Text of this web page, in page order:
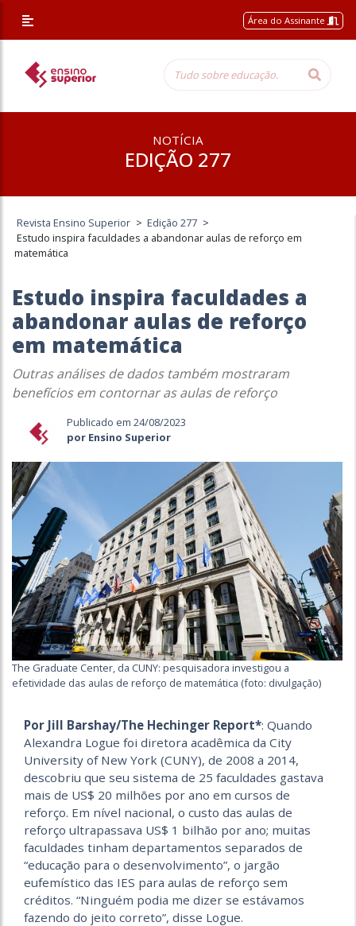
Área do Assinante
NOTÍCIA
EDIÇÃO 277
Revista Ensino Superior > Edição 277 >
Estudo inspira faculdades a abandonar aulas de reforço em
matemática
Estudo inspira faculdades a
abandonar aulas de reforço
em matemática
Outras análises de dados também mostraram
benefícios em contornar as aulas de reforço
Publicado em 24/08/2023
por Ensino Superior
The Graduate Center, da CUNY: pesquisadora investigou a
efetividade das aulas de reforço de matemática (foto: divulgação)
Por Jill Barshay/The Hechinger Report*: Quando
Alexandra Logue foi diretora acadêmica da City
University of New York (CUNY), de 2008 a 2014,
descobriu que seu sistema de 25 faculdades gastava
mais de US$ 20 milhões por ano em cursos de
reforço. Em nível nacional, o custo das aulas de
reforço ultrapassava US$ 1 bilhão por ano; muitas
faculdades tinham departamentos separados de
“educação para o desenvolvimento”, o jargão
eufemístico das IES para aulas de reforço sem
créditos. “Ninguém podia me dizer se estávamos
fazendo do jeito correto”, disse Logue.